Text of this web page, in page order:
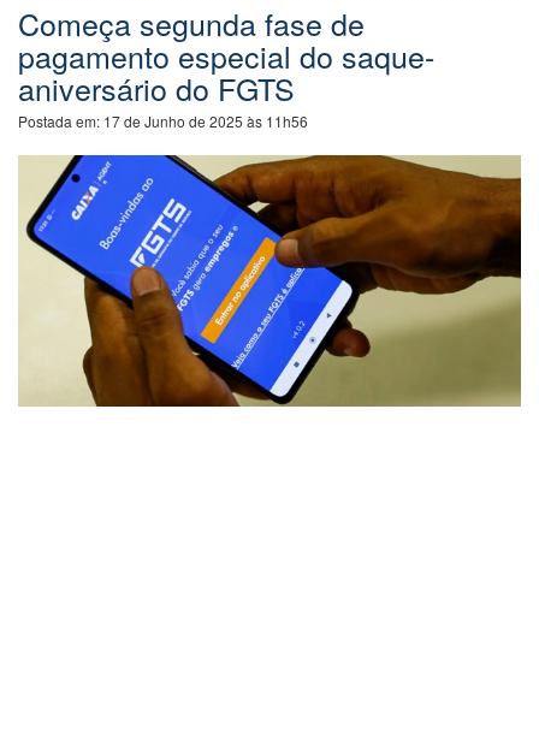
Começa segunda fase de
pagamento especial do saque-
aniversário do FGTS
Postada em: 17 de Junho de 2025 às 11h56